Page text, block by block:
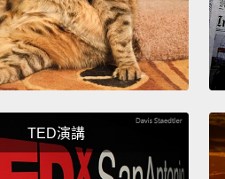
TED演講